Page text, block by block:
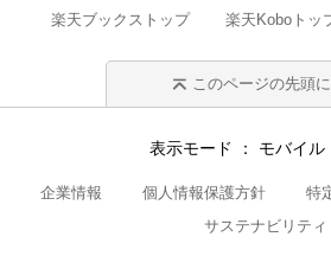
楽天ブックストップ 楽天Koboトッ
このページの先頭
表示モード モバイル
企業情報 個人情報保護方針
特
サステナビリティ